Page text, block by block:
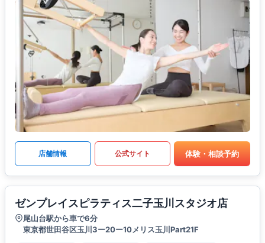
店舗情報 公式サイト 体験・相談予約
ゼンプレイスピラティス二子玉川スタジオ店
尾山台駅から車で6分
東京都世田谷区玉川3ー20ー10メリス玉川Part21F